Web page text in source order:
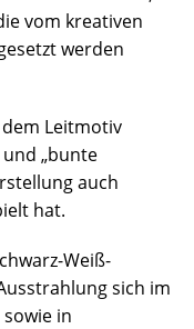
vom kreativen
werden
Leitmotiv
„bunte
auch
hat.
Weiß-
sich im
in